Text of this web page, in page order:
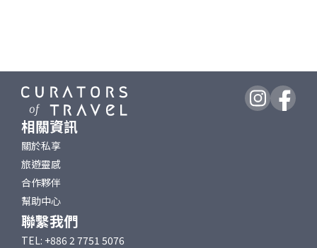
相關資訊
關於私享
旅遊靈感
合作夥伴
幫助中心
聯繫我們
TEL: +886 2 7751 5076